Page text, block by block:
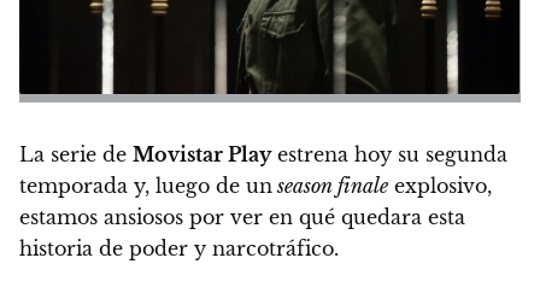
La serie de Movistar Playestrena hoy su segunda
temporada y, luego de un season finale explosivo,
estamos ansiosos por ver en qué quedara esta
historia de poder y narcotráfico.